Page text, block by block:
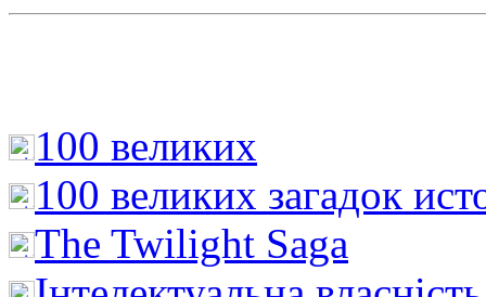
100 великих
100 великих загадок
The Twilight Saga